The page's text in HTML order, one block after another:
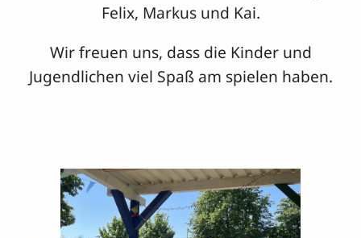
Felix, Markus und Kai.
Wir freuen uns, dass die Kinder und
Jugendlichen viel Spaß am spielen haben.